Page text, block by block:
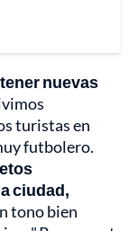
nuevas
turistas en
futbolero.
ciudad,
tono bien